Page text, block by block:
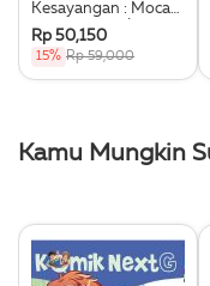
Kesayangan : Moca
Ingin Pulang (Moca
Wants To Go Home)
Rp 50,150
15% Rp 59,000
Kamu Mungkin